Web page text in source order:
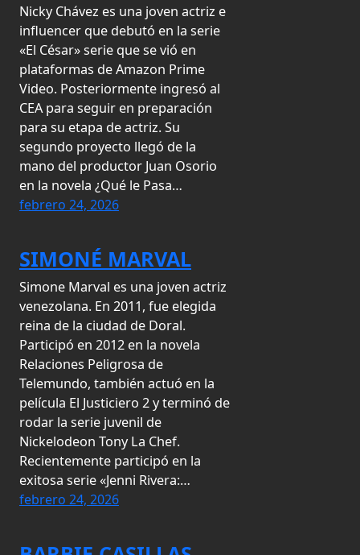
Nicky Chávez es una joven actriz e
influencer que debutó en la serie
«El César» serie que se vió en
plataformas de Amazon Prime
Video. Posteriormente ingresó al
CEA para seguir en preparación
para su etapa de actriz. Su
segundo proyecto llegó de la
mano del productor Juan Osorio
en la novela ¿Qué le Pasa…
febrero 24, 2026
SIMONÉ MARVAL
Simone Marval es una joven actriz
venezolana. En 2011, fue elegida
reina de la ciudad de Doral.
Participó en 2012 en la novela
Relaciones Peligrosa de
Telemundo, también actuó en la
película El Justiciero 2 y terminó de
rodar la serie juvenil de
Nickelodeon Tony La Chef.
Recientemente participó en la
exitosa serie «Jenni Rivera:…
febrero 24, 2026